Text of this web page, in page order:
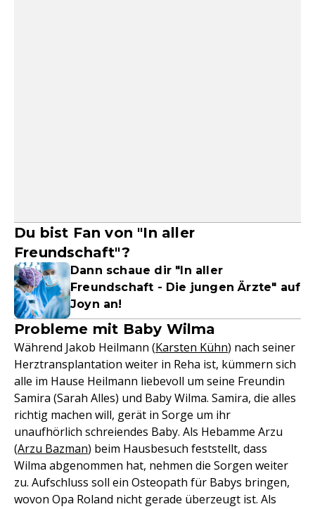
Du bist Fan von "In aller
Freundschaft"?
Dann schaue dir "In aller
Freundschaft - Die jungen Ärzte" auf
Joyn an!
Probleme mit Baby Wilma
Während Jakob Heilmann (Karsten Kühn) nach seiner
Herztransplantation weiter in Reha ist, kümmern sich
alle im Hause Heilmann liebevoll um seine Freundin
Samira (Sarah Alles) und Baby Wilma. Samira, die alles
richtig machen will, gerät in Sorge um ihr
unaufhörlich schreiendes Baby. Als Hebamme Arzu
(Arzu Bazman) beim Hausbesuch feststellt, dass
Wilma abgenommen hat, nehmen die Sorgen weiter
zu. Aufschluss soll ein Osteopath für Babys bringen,
wovon Opa Roland nicht gerade überzeugt ist. Als